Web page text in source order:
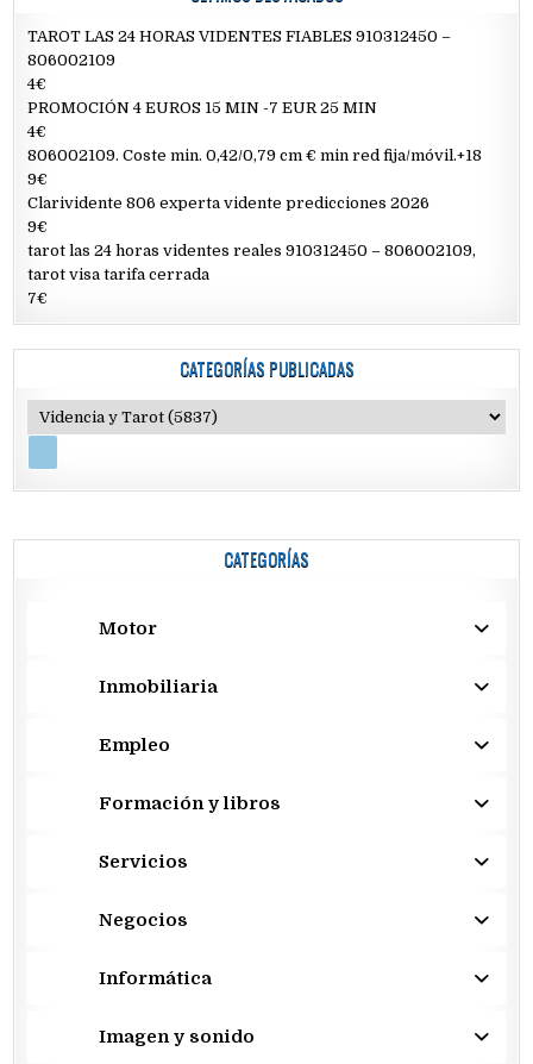
TAROT LAS 24 HORAS VIDENTES FIABLES 910312450 –
806002109
4€
PROMOCIÓN 4 EUROS 15 MIN -7 EUR 25 MIN
4€
806002109. Coste min. 0,42/0,79 cm € min red fija/móvil.+18
9€
Clarividente 806 experta vidente predicciones 2026
9€
tarot las 24 horas videntes reales 910312450 – 806002109,
tarot visa tarifa cerrada
7€
CATEGORÍAS PUBLICADAS
CATEGORÍAS
Motor
Inmobiliaria
Empleo
Formación y libros
Servicios
Negocios
Informática
Imagen y sonido